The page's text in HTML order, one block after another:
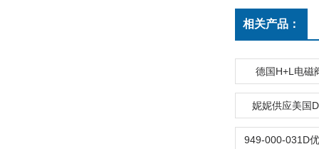
相关产品：
德国H+L电磁
妮妮供应美国